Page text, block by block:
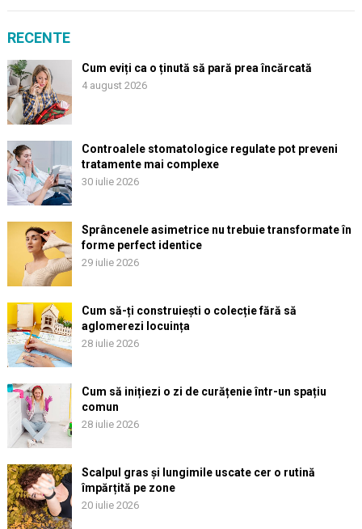
RECENTE
Cum eviți ca o ținută să pară prea încărcată
4 august 2026
Controalele stomatologice regulate pot preveni
tratamente mai complexe
30 iulie 2026
Sprâncenele asimetrice nu trebuie transformate în
forme perfect identice
29 iulie 2026
Cum să-ți construiești o colecție fără să
aglomerezi locuința
28 iulie 2026
Cum să inițiezi o zi de curățenie într-un spațiu
comun
28 iulie 2026
Scalpul gras și lungimile uscate cer o rutină
împărțită pe zone
20 iulie 2026